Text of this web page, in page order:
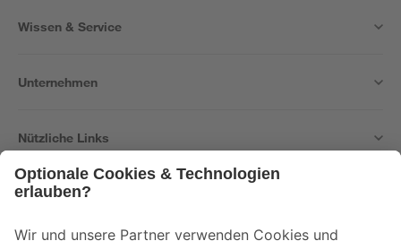
Wissen & Service
Unternehmen
Nützliche Links
Der toom Newsletter: Keine Angebote und Aktionen mehr verpassen!